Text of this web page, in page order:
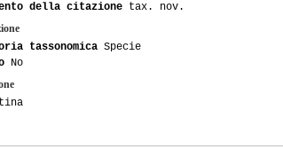
della citazione tax. nov.
tassonomica Specie
No